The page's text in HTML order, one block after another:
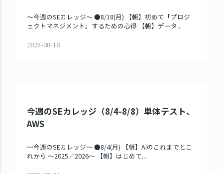
～今週のSEカレッジ～ ●8/18(月) 【朝】初めて「プロジ
ェクトマネジメント」するための心得 【朝】データ...
2025-08-18
今週のSEカレッジ（8/4-8/8）単体テスト、
AWS
～今週のSEカレッジ～ ●8/4(月) 【朝】AIのこれまでとこ
れから ～2025／2026～ 【朝】はじめて...